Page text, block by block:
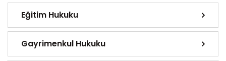
Eğitim Hukuku
Gayrimenkul Hukuku